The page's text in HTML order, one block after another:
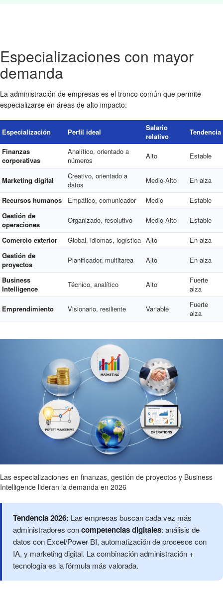
Especializaciones con mayor
demanda
La administración de empresas es el tronco común que permite
especializarse en áreas de alto impacto:
Especialización Perfil ideal
Salario
relativo
Tendencia
Finanzas
corporativas
Analítico, orientado a
números
Alto Estable
Marketing digital
Creativo, orientado a
datos
Medio-Alto En alza
Recursos humanos Empático, comunicador Medio
Estable
Gestión de
operaciones
Organizado, resolutivo Medio-Alto Estable
Comercio exterior Global, idiomas, logística Alto
En alza
Gestión de
proyectos
Planificador, multitarea Alto En alza
Business
Intelligence
Técnico, analítico Alto
Fuerte
alza
Emprendimiento Visionario, resiliente Variable
Fuerte
alza
Las especializaciones en finanzas, gestión de proyectos y Business
Intelligence lideran la demanda en 2026
Tendencia 2026: Las empresas buscan cada vez más
administradores concompetencias digitales: análisis de
datos con Excel/Power BI, automatización de procesos con
IA, y marketing digital. La combinación administración +
tecnología es la fórmula más valorada.